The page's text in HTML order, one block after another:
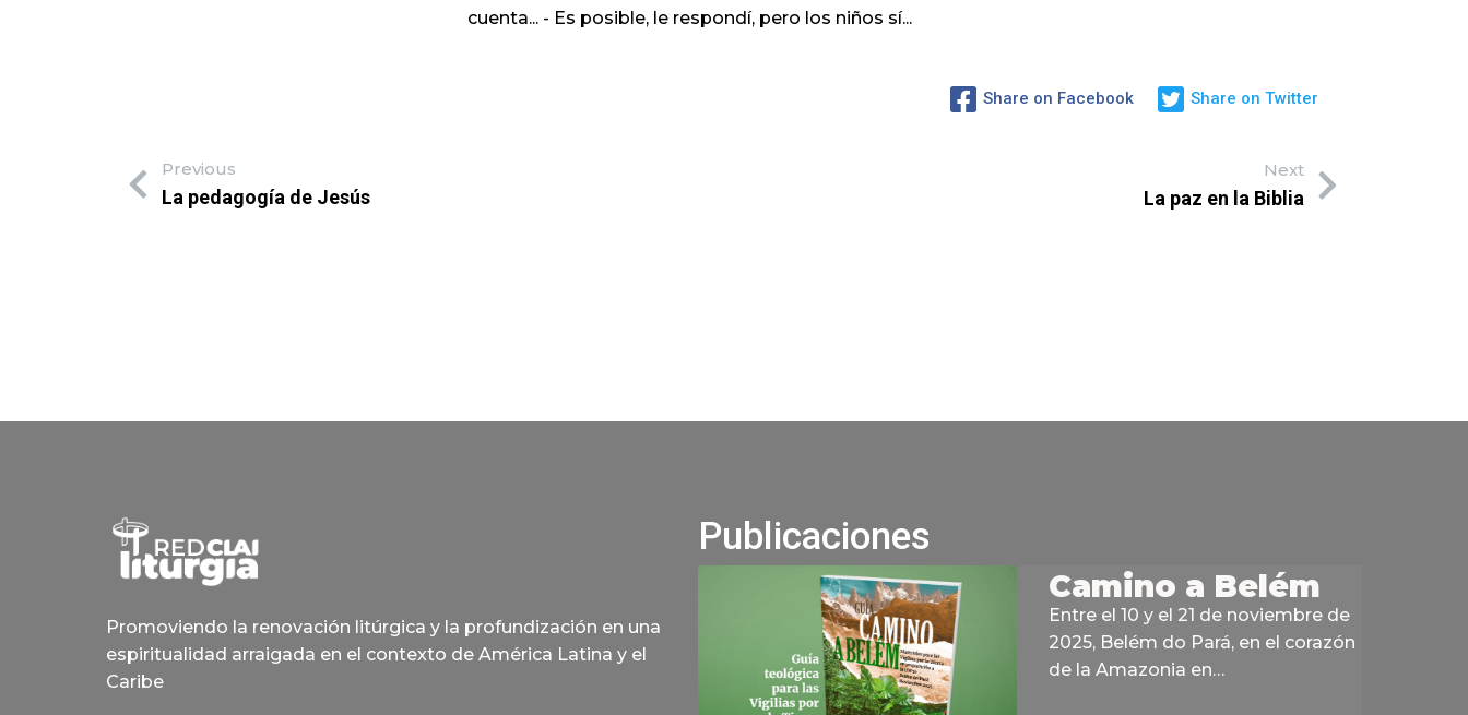
cuenta... - Es posible, le respondí, pero los niños sí...
Share on Facebook Share on Twitter
Previous
La pedagogía de Jesús
Next
La paz en la Biblia
Promoviendo la renovación litúrgica y la profundización en una
espiritualidad arraigada en el contexto de América Latina y el
Caribe
Publicaciones
Camino a Belém
Entre el 10 y el 21 de noviembre de
2025, Belém do Pará, en el corazón
de la Amazonia en…